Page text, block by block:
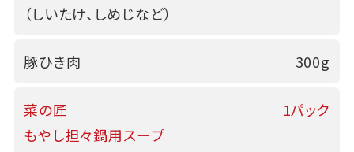
（しいたけ、しめじなど）
豚ひき肉 300g
菜の匠
もやし担々鍋用スープ
1パック